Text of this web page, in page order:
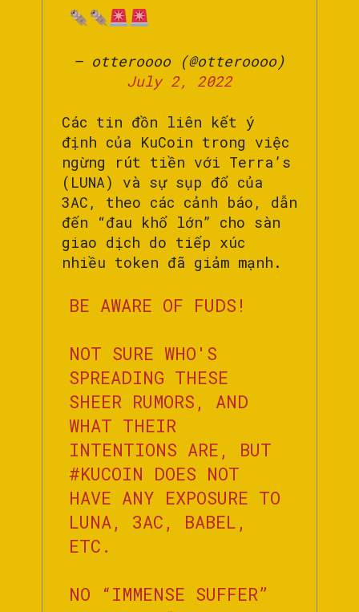
— otteroooo (@otteroooo)
July 2, 2022
Các tin đồn liên kết ý
định của KuCoin trong việc
ngừng rút tiền với Terra’s
(LUNA) và sự sụp đổ của
3AC, theo các cảnh báo, dẫn
đến “đau khổ lớn” cho sàn
giao dịch do tiếp xúc
nhiều token đã giảm mạnh.
BE AWARE OF FUDS!
NOT SURE WHO'S
SPREADING THESE
SHEER RUMORS, AND
WHAT THEIR
INTENTIONS ARE, BUT
#KUCOIN DOES NOT
HAVE ANY EXPOSURE TO
LUNA, 3AC, BABEL,
ETC.
NO “IMMENSE SUFFER”